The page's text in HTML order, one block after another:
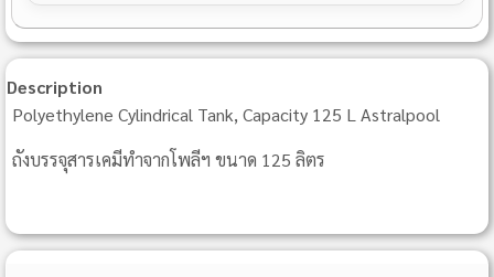
Description
Polyethylene Cylindrical Tank, Capacity 125 L Astralpool
ถังบรรจุสารเคมีทําจากโพลีฯ ขนาด 125 ลิตร